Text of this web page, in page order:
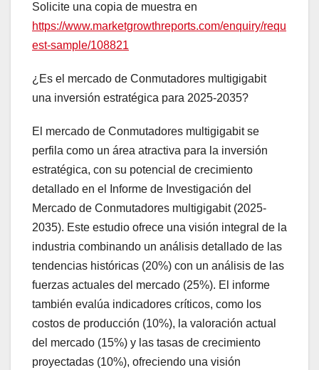
Solicite una copia de muestra en
https://www.marketgrowthreports.com/enquiry/requ
est-sample/108821
¿Es el mercado de Conmutadores multigigabit
una inversión estratégica para 2025-2035?
El mercado de Conmutadores multigigabit se
perfila como un área atractiva para la inversión
estratégica, con su potencial de crecimiento
detallado en el Informe de Investigación del
Mercado de Conmutadores multigigabit (2025-
2035). Este estudio ofrece una visión integral de la
industria combinando un análisis detallado de las
tendencias históricas (20%) con un análisis de las
fuerzas actuales del mercado (25%). El informe
también evalúa indicadores críticos, como los
costos de producción (10%), la valoración actual
del mercado (15%) y las tasas de crecimiento
proyectadas (10%), ofreciendo una visión